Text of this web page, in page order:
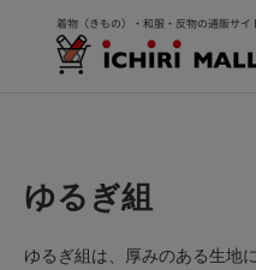
ゆるぎ組
ゆるぎ組は、厚みのある生地